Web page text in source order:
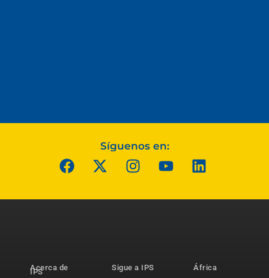
Síguenos en:
Acerca de
IPS
Sigue a IPS
África